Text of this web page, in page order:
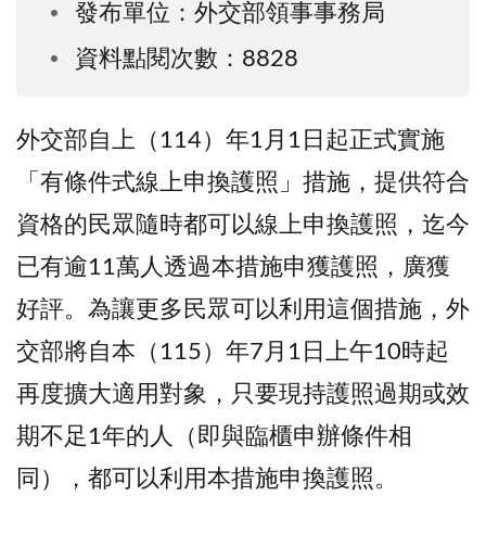
發布單位：外交部領事事務局
資料點閱次數：8828
外交部自上（114）年1月1日起正式實施
「有條件式線上申換護照」措施，提供符合
資格的民眾隨時都可以線上申換護照，迄今
已有逾11萬人透過本措施申獲護照，廣獲
好評。為讓更多民眾可以利用這個措施，外
交部將自本（115）年7月1日上午10時起
再度擴大適用對象，只要現持護照過期或效
期不足1年的人（即與臨櫃申辦條件相
同），都可以利用本措施申換護照。